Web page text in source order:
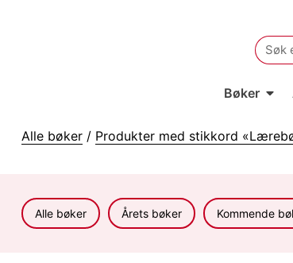
for:
Bøker
Alle bøker / Produkter med stikkord
Alle bøker Årets bøker Kommende